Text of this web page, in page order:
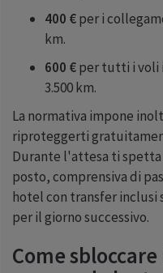
400 €per i
km.
600 €per tutti i voli
3.500 km.
La normativa impone
riproteggerti
Durante l'attesa ti spetta
posto, comprensiva di
hotel con transfer inclusi
per il giorno successivo.
Come